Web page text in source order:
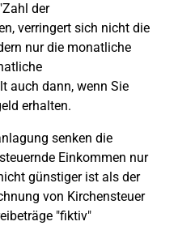
der
verringert sich nicht die
nur die monatliche
auch dann, wenn Sie
erhalten.
senken die
Einkommen nur
günstiger ist als der
von Kirchensteuer
"fiktiv"